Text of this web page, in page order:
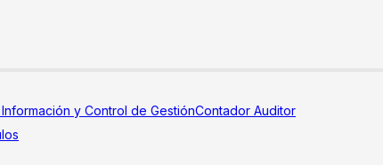
y Control de GestiónContador Auditor